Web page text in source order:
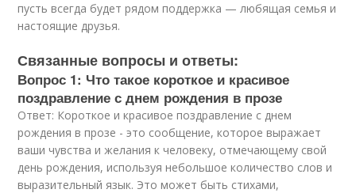
пусть всегда будет рядом поддержка — любящая семья и
настоящие друзья.
Связанные вопросы и ответы:
Вопрос 1: Что такое короткое и красивое
поздравление с днем рождения в прозе
Ответ: Короткое и красивое поздравление с днем
рождения в прозе - это сообщение, которое выражает
ваши чувства и желания к человеку, отмечающему свой
день рождения, используя небольшое количество слов и
выразительный язык. Это может быть стихами,